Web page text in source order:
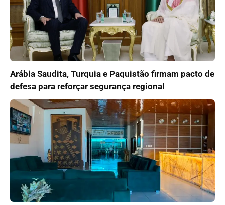
Arábia Saudita, Turquia e Paquistão firmam pacto de
defesa para reforçar segurança regional